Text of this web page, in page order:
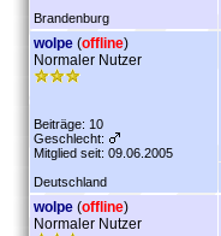
Brandenburg
wolpe (offline)
Normaler Nutzer
Beiträge: 10
Geschlecht:
Mitglied seit: 09.06.2005
Deutschland
wolpe (offline)
Normaler Nutzer